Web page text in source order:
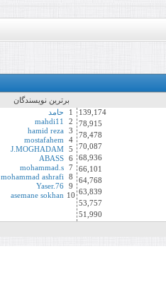
برترین نویسندگان
139,174
78,915
78,478
70,087
68,936
66,101
64,768
63,839
53,757
51,990
1 حامد
2
mahdi11
3
hamid reza
4
mostafahem
5
J.MOGHADAM
6
ABASS
7
mohammad.s
8
mohammad ashrafi
9
Yaser.76
10
asemane sokhan